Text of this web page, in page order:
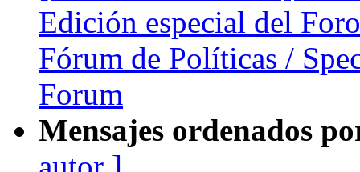
Edición especial del
Fórum de Políticas /
Forum
Mensajes ordenados